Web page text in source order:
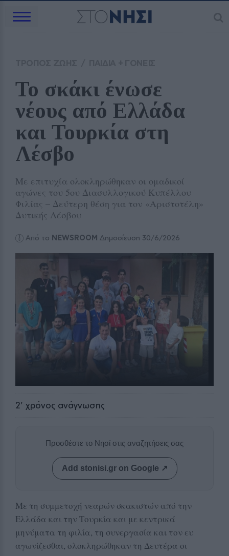
Το σκάκι ένωσε
νέους από Ελλάδα
και Τουρκία στη
Λέσβο
Με επιτυχία ολοκληρώθηκαν οι ομαδικοί
αγώνες του 5ου Διασυλλογικού Κυπέλλου
Φιλίας – Δεύτερη θέση για τον «Αριστοτέλη»
Δυτικής Λέσβου
Από το NEWSROOM Δημοσίευση 30/6/2026
2' χρόνος ανάγνωσης
Προσθέστε το Νησί στις αναζητήσεις σας
Add stonisi.gr on Google ↗
Με τη συμμετοχή νεαρών σκακιστών από την
Ελλάδα και την Τουρκία και με κεντρικά
μηνύματα τη φιλία, τη συνεργασία και τον ευ
αγωνίζεσθαι, ολοκληρώθηκαν τη Δευτέρα οι